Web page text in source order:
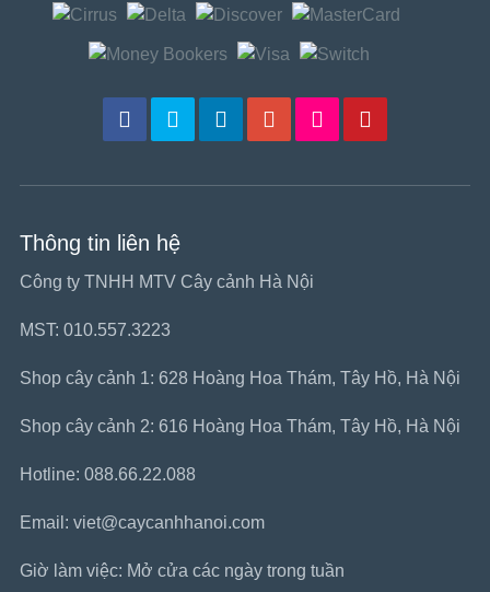
Thông tin liên hệ
Công ty TNHH MTV Cây cảnh Hà Nội
MST: 010.557.3223
Shop cây cảnh 1: 628 Hoàng Hoa Thám, Tây Hồ, Hà Nội
Shop cây cảnh 2: 616 Hoàng Hoa Thám, Tây Hồ, Hà Nội
Hotline: 088.66.22.088
Email: viet@caycanhhanoi.com
Giờ làm việc: Mở cửa các ngày trong tuần